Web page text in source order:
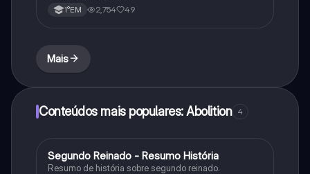
1°EM 2,754 49
Mais
Conteúdos mais populares: Abolition 4
História
Segundo Reinado - Resumo História
Resumo de história sobre segundo reinado.